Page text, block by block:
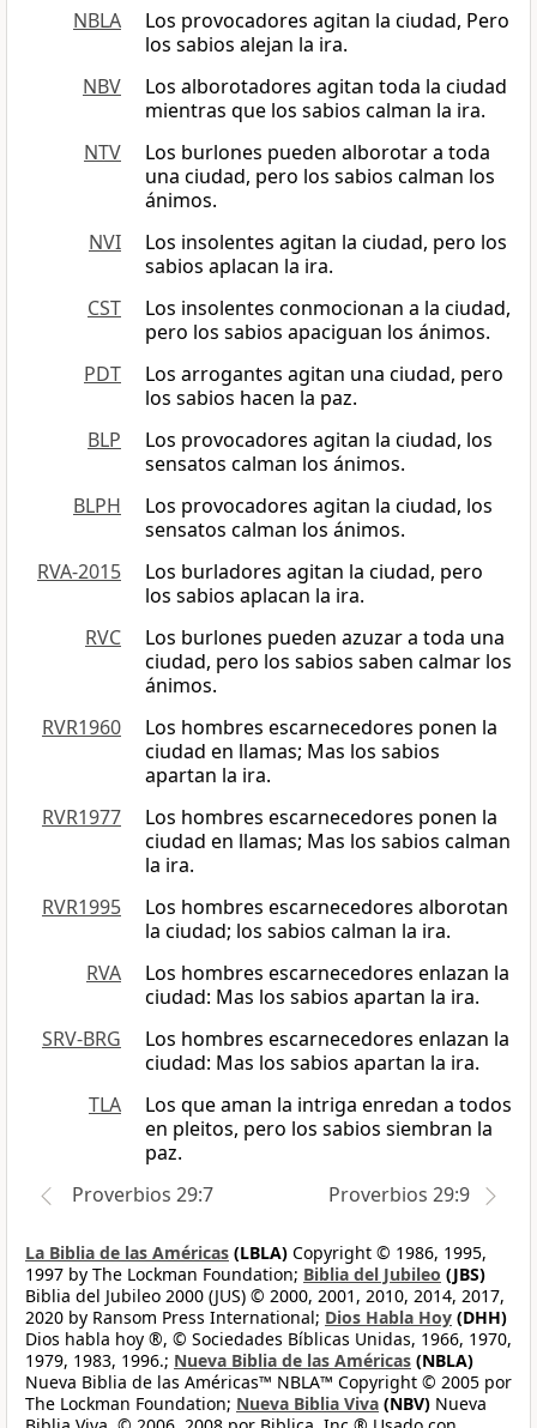
NBLA
Los provocadores agitan la ciudad, Pero
los sabios alejan la ira.
NBV
Los alborotadores agitan toda la ciudad
mientras que los sabios calman la ira.
NTV
Los burlones pueden alborotar a toda
una ciudad, pero los sabios calman los
ánimos.
NVI
Los insolentes agitan la ciudad, pero los
sabios aplacan la ira.
CST
Los insolentes conmocionan a la ciudad,
pero los sabios apaciguan los ánimos.
PDT
Los arrogantes agitan una ciudad, pero
los sabios hacen la paz.
BLP
Los provocadores agitan la ciudad, los
sensatos calman los ánimos.
BLPH
Los provocadores agitan la ciudad, los
sensatos calman los ánimos.
RVA-2015
Los burladores agitan la ciudad, pero
los sabios aplacan la ira.
RVC
Los burlones pueden azuzar a toda una
ciudad, pero los sabios saben calmar los
ánimos.
RVR1960
Los hombres escarnecedores ponen la
ciudad en llamas; Mas los sabios
apartan la ira.
RVR1977
Los hombres escarnecedores ponen la
ciudad en llamas; Mas los sabios calman
la ira.
RVR1995
Los hombres escarnecedores alborotan
la ciudad; los sabios calman la ira.
RVA
Los hombres escarnecedores enlazan la
ciudad: Mas los sabios apartan la ira.
SRV-BRG
Los hombres escarnecedores enlazan la
ciudad: Mas los sabios apartan la ira.
TLA
Los que aman la intriga enredan a todos
en pleitos, pero los sabios siembran la
paz.
Proverbios 29:7
Proverbios 29:9
La Biblia de las Américas (LBLA) Copyright © 1986, 1995,
1997 by The Lockman Foundation; Biblia del Jubileo (JBS)
Biblia del Jubileo 2000 (JUS) © 2000, 2001, 2010, 2014, 2017,
2020 by Ransom Press International; Dios Habla Hoy (DHH)
Dios habla hoy ®, © Sociedades Bíblicas Unidas, 1966, 1970,
1979, 1983, 1996.; Nueva Biblia de las Américas (NBLA)
Nueva Biblia de las Américas™ NBLA™ Copyright © 2005 por
The Lockman Foundation; Nueva Biblia Viva (NBV) Nueva